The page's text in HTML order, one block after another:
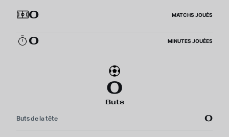
0
MATCHS JOUÉS
0 MINUTES JOUÉES
0
Buts
Buts de la tête 0